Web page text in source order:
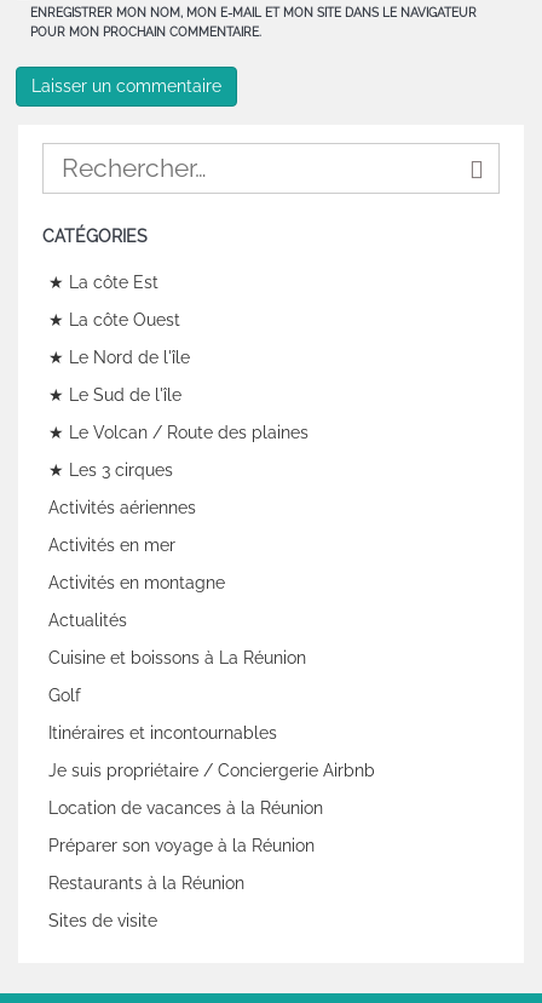
ENREGISTRER MON NOM, MON E-MAIL ET MON SITE DANS LE NAVIGATEUR
POUR MON PROCHAIN COMMENTAIRE.
CATÉGORIES
★ La côte Est
★ La côte Ouest
★ Le Nord de l'île
★ Le Sud de l'île
★ Le Volcan / Route des plaines
★ Les 3 cirques
Activités aériennes
Activités en mer
Activités en montagne
Actualités
Cuisine et boissons à La Réunion
Golf
Itinéraires et incontournables
Je suis propriétaire / Conciergerie Airbnb
Location de vacances à la Réunion
Préparer son voyage à la Réunion
Restaurants à la Réunion
Sites de visite